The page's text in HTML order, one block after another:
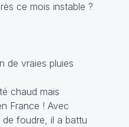
ce mois instable ?
de vraies pluies
chaud mais
France ! Avec
foudre, il a battu